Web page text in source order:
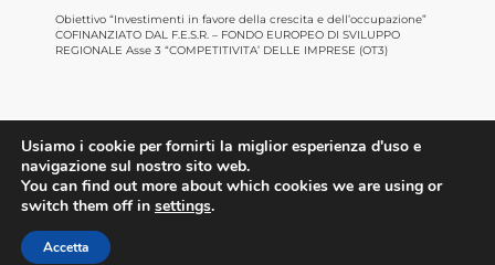
Obiettivo “Investimenti in favore della crescita e dell’occupazione”
COFINANZIATO DAL F.E.S.R. – FONDO EUROPEO DI SVILUPPO
REGIONALE Asse 3 “COMPETITIVITA’ DELLE IMPRESE (OT3)
©2022 Confesercenti Genova |
Usiamo i cookie per fornirti la miglior esperienza d'uso e
navigazione sul nostro sito web.
You can find out more about which cookies we are using or
switch them off in settings.
Accetta